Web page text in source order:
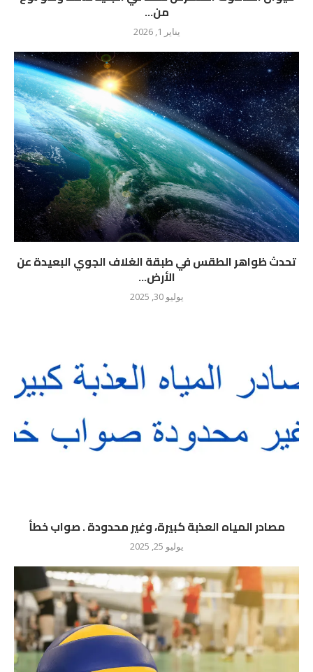
من...
يناير 1, 2026
تحدث ظواهر الطقس في طبقة الغلاف الجوي البعيدة عن
الأرض...
يوليو 30, 2025
مصادر المياه العذبة كبيرة، وغير محدودة . صواب خطأ
يوليو 25, 2025